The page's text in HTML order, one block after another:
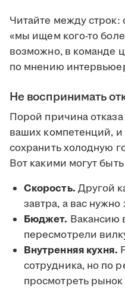
Читайте между строк:
«мы ищем кого-то
возможно, в команде
по мнению
Не воспринимать
Порой причина
ваших компетенций, и
сохранить холодную
Вот какими могут
Скорость. Другой
завтра, а вас
Бюджет. Вакансию
пересмотрели
Внутренняя кухня.
сотрудника, но по
просмотреть рынок